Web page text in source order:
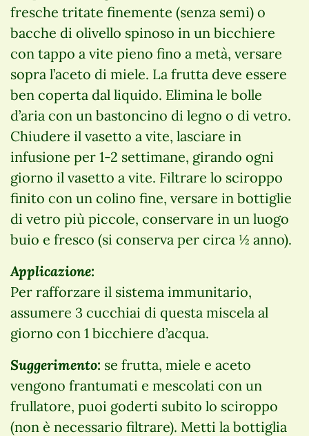
fresche tritate finemente (senza semi) o
bacche di olivello spinoso in un bicchiere
con tappo a vite pieno fino a metà, versare
sopra l’aceto di miele. La frutta deve essere
ben coperta dal liquido. Elimina le bolle
d’aria con un bastoncino di legno o di vetro.
Chiudere il vasetto a vite, lasciare in
infusione per 1-2 settimane, girando ogni
giorno il vasetto a vite. Filtrare lo sciroppo
finito con un colino fine, versare in bottiglie
di vetro più piccole, conservare in un luogo
buio e fresco (si conserva per circa ½ anno).
Applicazione:
Per rafforzare il sistema immunitario,
assumere 3 cucchiai di questa miscela al
giorno con 1 bicchiere d’acqua.
Suggerimento: se frutta, miele e aceto
vengono frantumati e mescolati con un
frullatore, puoi goderti subito lo sciroppo
(non è necessario filtrare). Metti la bottiglia